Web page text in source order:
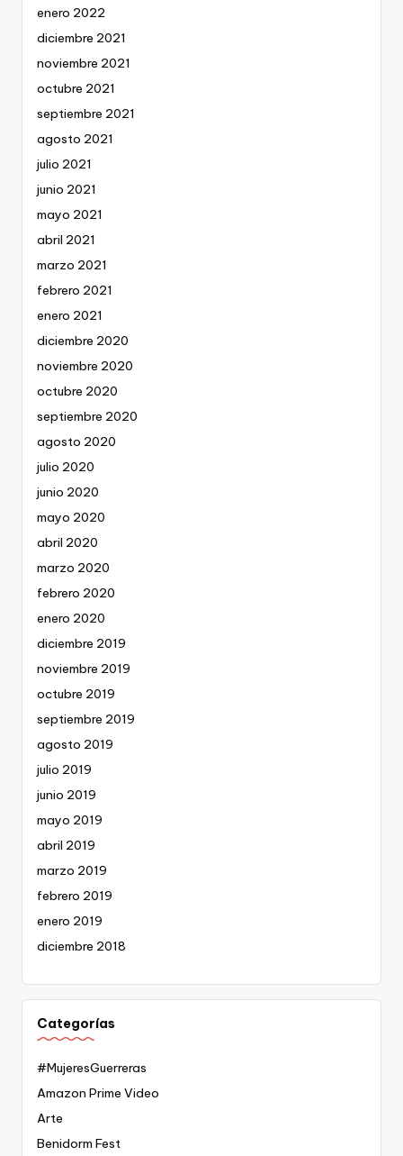
enero 2022
diciembre 2021
noviembre 2021
octubre 2021
septiembre 2021
agosto 2021
julio 2021
junio 2021
mayo 2021
abril 2021
marzo 2021
febrero 2021
enero 2021
diciembre 2020
noviembre 2020
octubre 2020
septiembre 2020
agosto 2020
julio 2020
junio 2020
mayo 2020
abril 2020
marzo 2020
febrero 2020
enero 2020
diciembre 2019
noviembre 2019
octubre 2019
septiembre 2019
agosto 2019
julio 2019
junio 2019
mayo 2019
abril 2019
marzo 2019
febrero 2019
enero 2019
diciembre 2018
Categorías
#MujeresGuerreras
Amazon Prime Video
Arte
Benidorm Fest